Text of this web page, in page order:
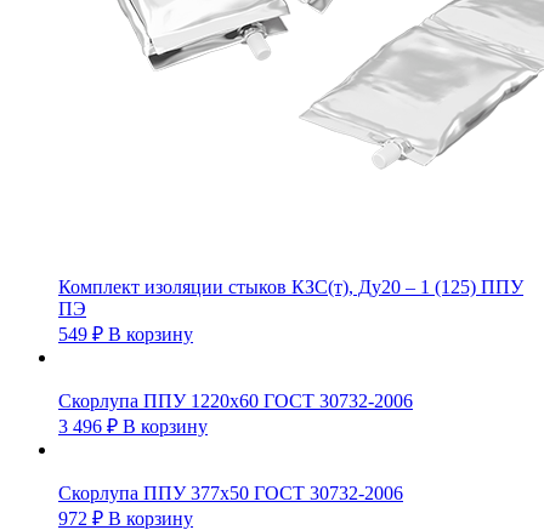
Комплект изоляции стыков КЗС(т), Ду20 – 1 (125) ППУ
ПЭ
549 ₽ В корзину
Скорлупа ППУ 1220х60 ГОСТ 30732-2006
3 496 ₽ В корзину
Скорлупа ППУ 377х50 ГОСТ 30732-2006
972 ₽ В корзину